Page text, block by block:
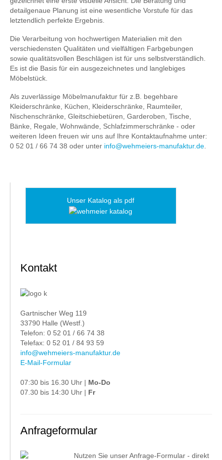
detailgenaue Planung ist eine wesentliche Vorstufe für das
letztendlich perfekte Ergebnis.
Die Verarbeitung von hochwertigen Materialien mit den
verschiedensten Qualitäten und vielfältigen Farbgebungen
sowie qualitätsvollen Beschlägen ist für uns selbstverständlich.
Es ist die Basis für ein ausgezeichnetes und langlebiges
Möbelstück.
Als zuverlässige Möbelmanufaktur für z.B. begehbare
Kleiderschränke, Küchen, Kleiderschränke, Raumteiler,
Nischenschränke, Gleitschiebetüren, Garderoben, Tische,
Bänke, Regale, Wohnwände, Schlafzimmerschränke - oder
weiteren Ideen freuen wir uns auf Ihre Kontaktaufnahme unter:
0 52 01 / 66 74 38 oder unter info@wehmeiers-manufaktur.de.
Unser Katalog als pdf
Kontakt
Gartnischer Weg 119
33790 Halle (Westf.)
Telefon: 0 52 01 / 66 74 38
Telefax: 0 52 01 / 84 93 59
info@wehmeiers-manufaktur.de
E-Mail-Formular
07:30 bis 16.30 Uhr | Mo-Do
07.30 bis 14:30 Uhr | Fr
Anfrageformular
Nutzen Sie unser Anfrage-Formular - direkt